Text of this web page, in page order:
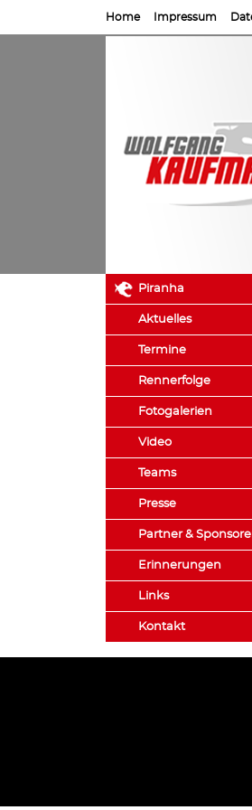
Home Impressum
Piranha
Aktuelles
Termine
Rennerfolge
Fotogalerien
Video
Teams
Presse
Partner &
Erinnerungen
Links
Kontakt